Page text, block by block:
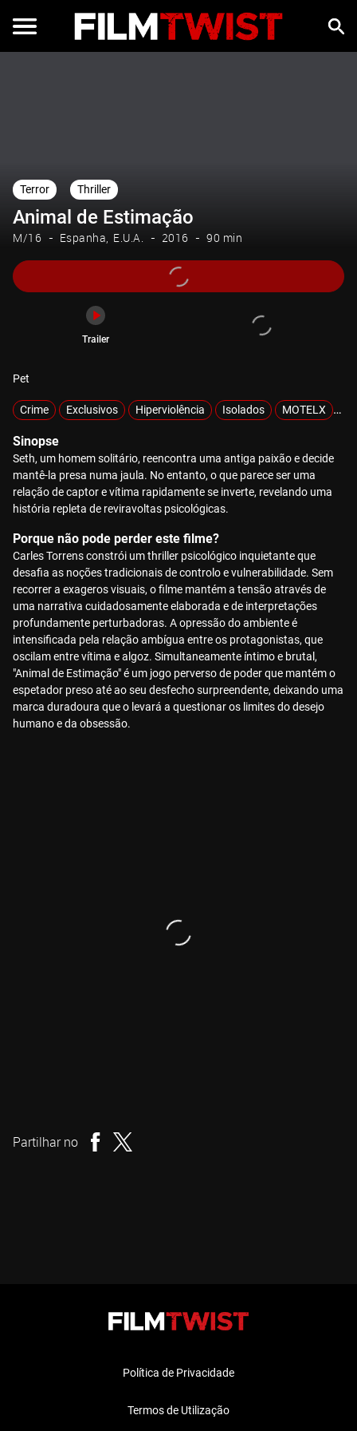
Terror Thriller
Animal de Estimação
M/16 Espanha E.U.A. 2016 90 min
Trailer
Pet
Crime Exclusivos Hiperviolência Isolados MOTELX
Sinopse
Seth, um homem solitário, reencontra uma antiga paixão e decide
mantê-la presa numa jaula. No entanto, o que parece ser uma
relação de captor e vítima rapidamente se inverte, revelando uma
história repleta de reviravoltas psicológicas.
Porque não pode perder este filme?
Carles Torrens constrói um thriller psicológico inquietante que
desafia as noções tradicionais de controlo e vulnerabilidade. Sem
recorrer a exageros visuais, o filme mantém a tensão através de
uma narrativa cuidadosamente elaborada e de interpretações
profundamente perturbadoras. A opressão do ambiente é
intensificada pela relação ambígua entre os protagonistas, que
oscilam entre vítima e algoz. Simultaneamente íntimo e brutal,
"Animal de Estimação" é um jogo perverso de poder que mantém o
espetador preso até ao seu desfecho surpreendente, deixando uma
marca duradoura que o levará a questionar os limites do desejo
humano e da obsessão.
Partilhar no
Política de Privacidade
Termos de Utilização